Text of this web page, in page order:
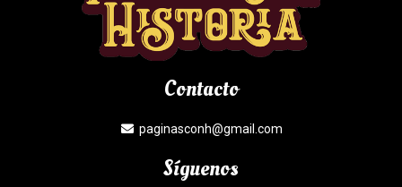
Contacto
paginasconh@gmail.com
Síguenos